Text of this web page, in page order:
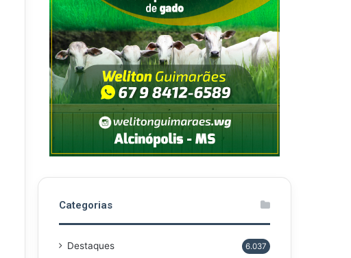
Categorias
Destaques 6.037